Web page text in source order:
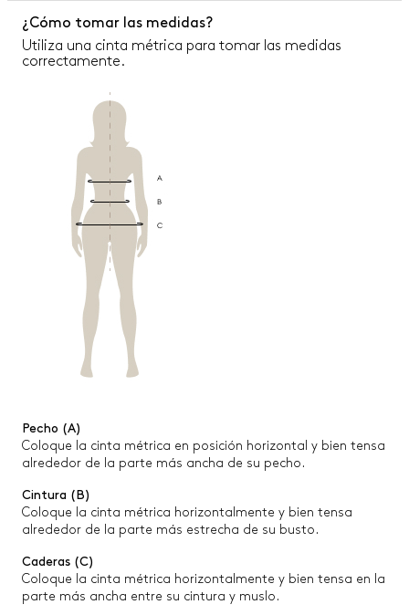
¿Cómo tomar las medidas?
Utiliza una cinta métrica para tomar las medidas
correctamente.
Pecho (A)
Coloque la cinta métrica en posición horizontal y bien tensa
alrededor de la parte más ancha de su pecho.
Cintura (B)
Coloque la cinta métrica horizontalmente y bien tensa
alrededor de la parte más estrecha de su busto.
Caderas (C)
Coloque la cinta métrica horizontalmente y bien tensa en la
parte más ancha entre su cintura y muslo.